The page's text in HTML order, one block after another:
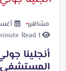
مشاهير
1 minute Read
أنجلينا
المستشفى